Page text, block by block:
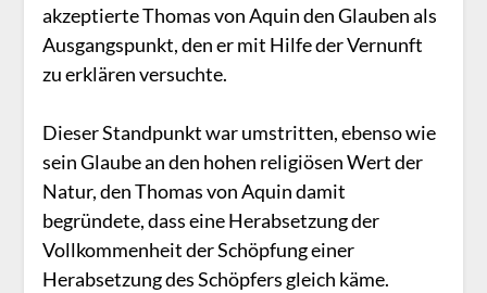
akzeptierte Thomas von Aquin den Glauben als
Ausgangspunkt, den er mit Hilfe der Vernunft
zu erklären versuchte.
Dieser Standpunkt war umstritten, ebenso wie
sein Glaube an den hohen religiösen Wert der
Natur, den Thomas von Aquin damit
begründete, dass eine Herabsetzung der
Vollkommenheit der Schöpfung einer
Herabsetzung des Schöpfers gleich käme.